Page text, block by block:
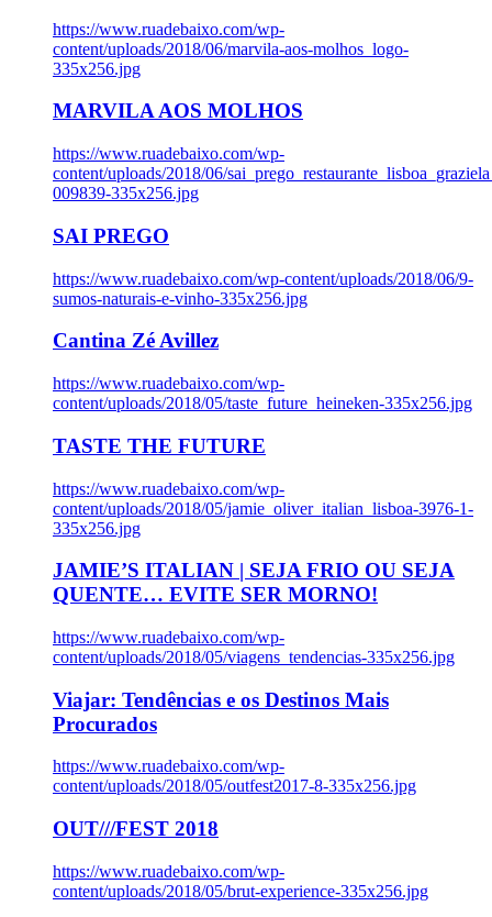
https://www.ruadebaixo.com/wp-
content/uploads/2018/06/marvila-aos-molhos_logo-
335x256.jpg
MARVILA AOS MOLHOS
https://www.ruadebaixo.com/wp-
content/uploads/2018/06/
009839-335x256.jpg
SAI PREGO
https://www.ruadebaixo.com/wp-content/uploads/2018/06/9-
sumos-naturais-e-vinho-335x256.jpg
Cantina Zé Avillez
https://www.ruadebaixo.com/wp-
content/uploads/2018/05/taste_future_heineken-335x256.jpg
TASTE THE FUTURE
https://www.ruadebaixo.com/wp-
content/uploads/2018/05/jamie_oliver_italian_lisboa-3976-1-
335x256.jpg
JAMIE’S ITALIAN | SEJA FRIO OU SEJA
QUENTE… EVITE SER MORNO!
https://www.ruadebaixo.com/wp-
content/uploads/2018/05/viagens_tendencias-335x256.jpg
Viajar: Tendências e os Destinos Mais
Procurados
https://www.ruadebaixo.com/wp-
content/uploads/2018/05/outfest2017-8-335x256.jpg
OUT///FEST 2018
https://www.ruadebaixo.com/wp-
content/uploads/2018/05/brut-experience-335x256.jpg